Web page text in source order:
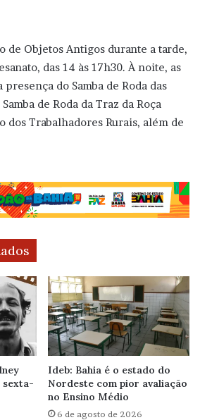
de Objetos Antigos durante a tarde,
das 14 às 17h30. À noite, as
do Samba de Roda das
de Roda da Traz da Roça
dos Trabalhadores Rurais, além de
sexta-
Ideb: Bahia é o estado do
Nordeste com pior avaliação
no Ensino Médio
6 de agosto de 2026